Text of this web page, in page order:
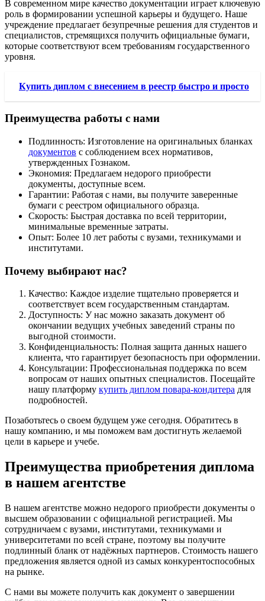
В современном мире качество документации играет ключевую
роль в формировании успешной карьеры и будущего. Наше
учреждение предлагает безупречные решения для студентов и
специалистов, стремящихся получить официальные бумаги,
которые соответствуют всем требованиям государственного
уровня.
Купить диплом с внесением в реестр быстро и просто
Преимущества работы с нами
Подлинность: Изготовление на оригинальных бланках
документов с соблюдением всех нормативов,
утвержденных Гознаком.
Экономия: Предлагаем недорого приобрести
документы, доступные всем.
Гарантии: Работая с нами, вы получите заверенные
бумаги с реестром официального образца.
Скорость: Быстрая доставка по всей территории,
минимальные временные затраты.
Опыт: Более 10 лет работы с вузами, техникумами и
институтами.
Почему выбирают нас?
Качество: Каждое изделие тщательно проверяется и
соответствует всем государственным стандартам.
Доступность: У нас можно заказать документ об
окончании ведущих учебных заведений страны по
выгодной стоимости.
Конфиденциальность: Полная защита данных нашего
клиента, что гарантирует безопасность при оформлении.
Консультации: Профессиональная поддержка по всем
вопросам от наших опытных специалистов. Посещайте
нашу платформу купить диплом повара-кондитера для
подробностей.
Позаботьтесь о своем будущем уже сегодня. Обратитесь в
нашу компанию, и мы поможем вам достигнуть желаемой
цели в карьере и учебе.
Преимущества приобретения диплома
в нашем агентстве
В нашем агентстве можно недорого приобрести документы о
высшем образовании с официальной регистрацией. Мы
сотрудничаем с вузами, институтами, техникумами и
университетами по всей стране, поэтому вы получите
подлинный бланк от надёжных партнеров. Стоимость нашего
предложения является одной из самых конкурентоспособных
на рынке.
С нами вы можете получить как документ о завершении